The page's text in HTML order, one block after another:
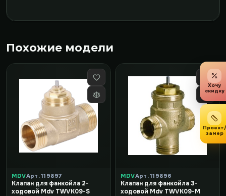
Похожие модели
MDVАрт. 119897
Клапан для фанкойла 2-
ходовой Mdv TWVK09-S
MDVАрт. 119896
Клапан для фанкойла 3-
ходовой Mdv TWVK09-M
Хочу
скидку
Проект/
замер